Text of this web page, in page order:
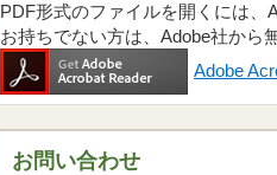
PDF形式のファイルを開くには、
お持ちでない方は、Adobe社から
Adobe
お問い合わせ